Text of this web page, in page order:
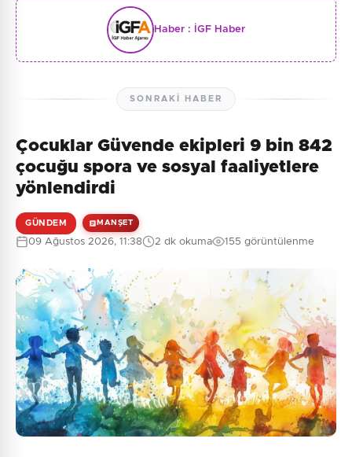
Haber : İGF Haber
SONRAKI HABER
Çocuklar Güvende ekipleri 9 bin 842
çocuğu spora ve sosyal faaliyetlere
yönlendirdi
GÜNDEM MANŞET
09 Ağustos 2026, 11:38 2 dk okuma 155 görüntülenme